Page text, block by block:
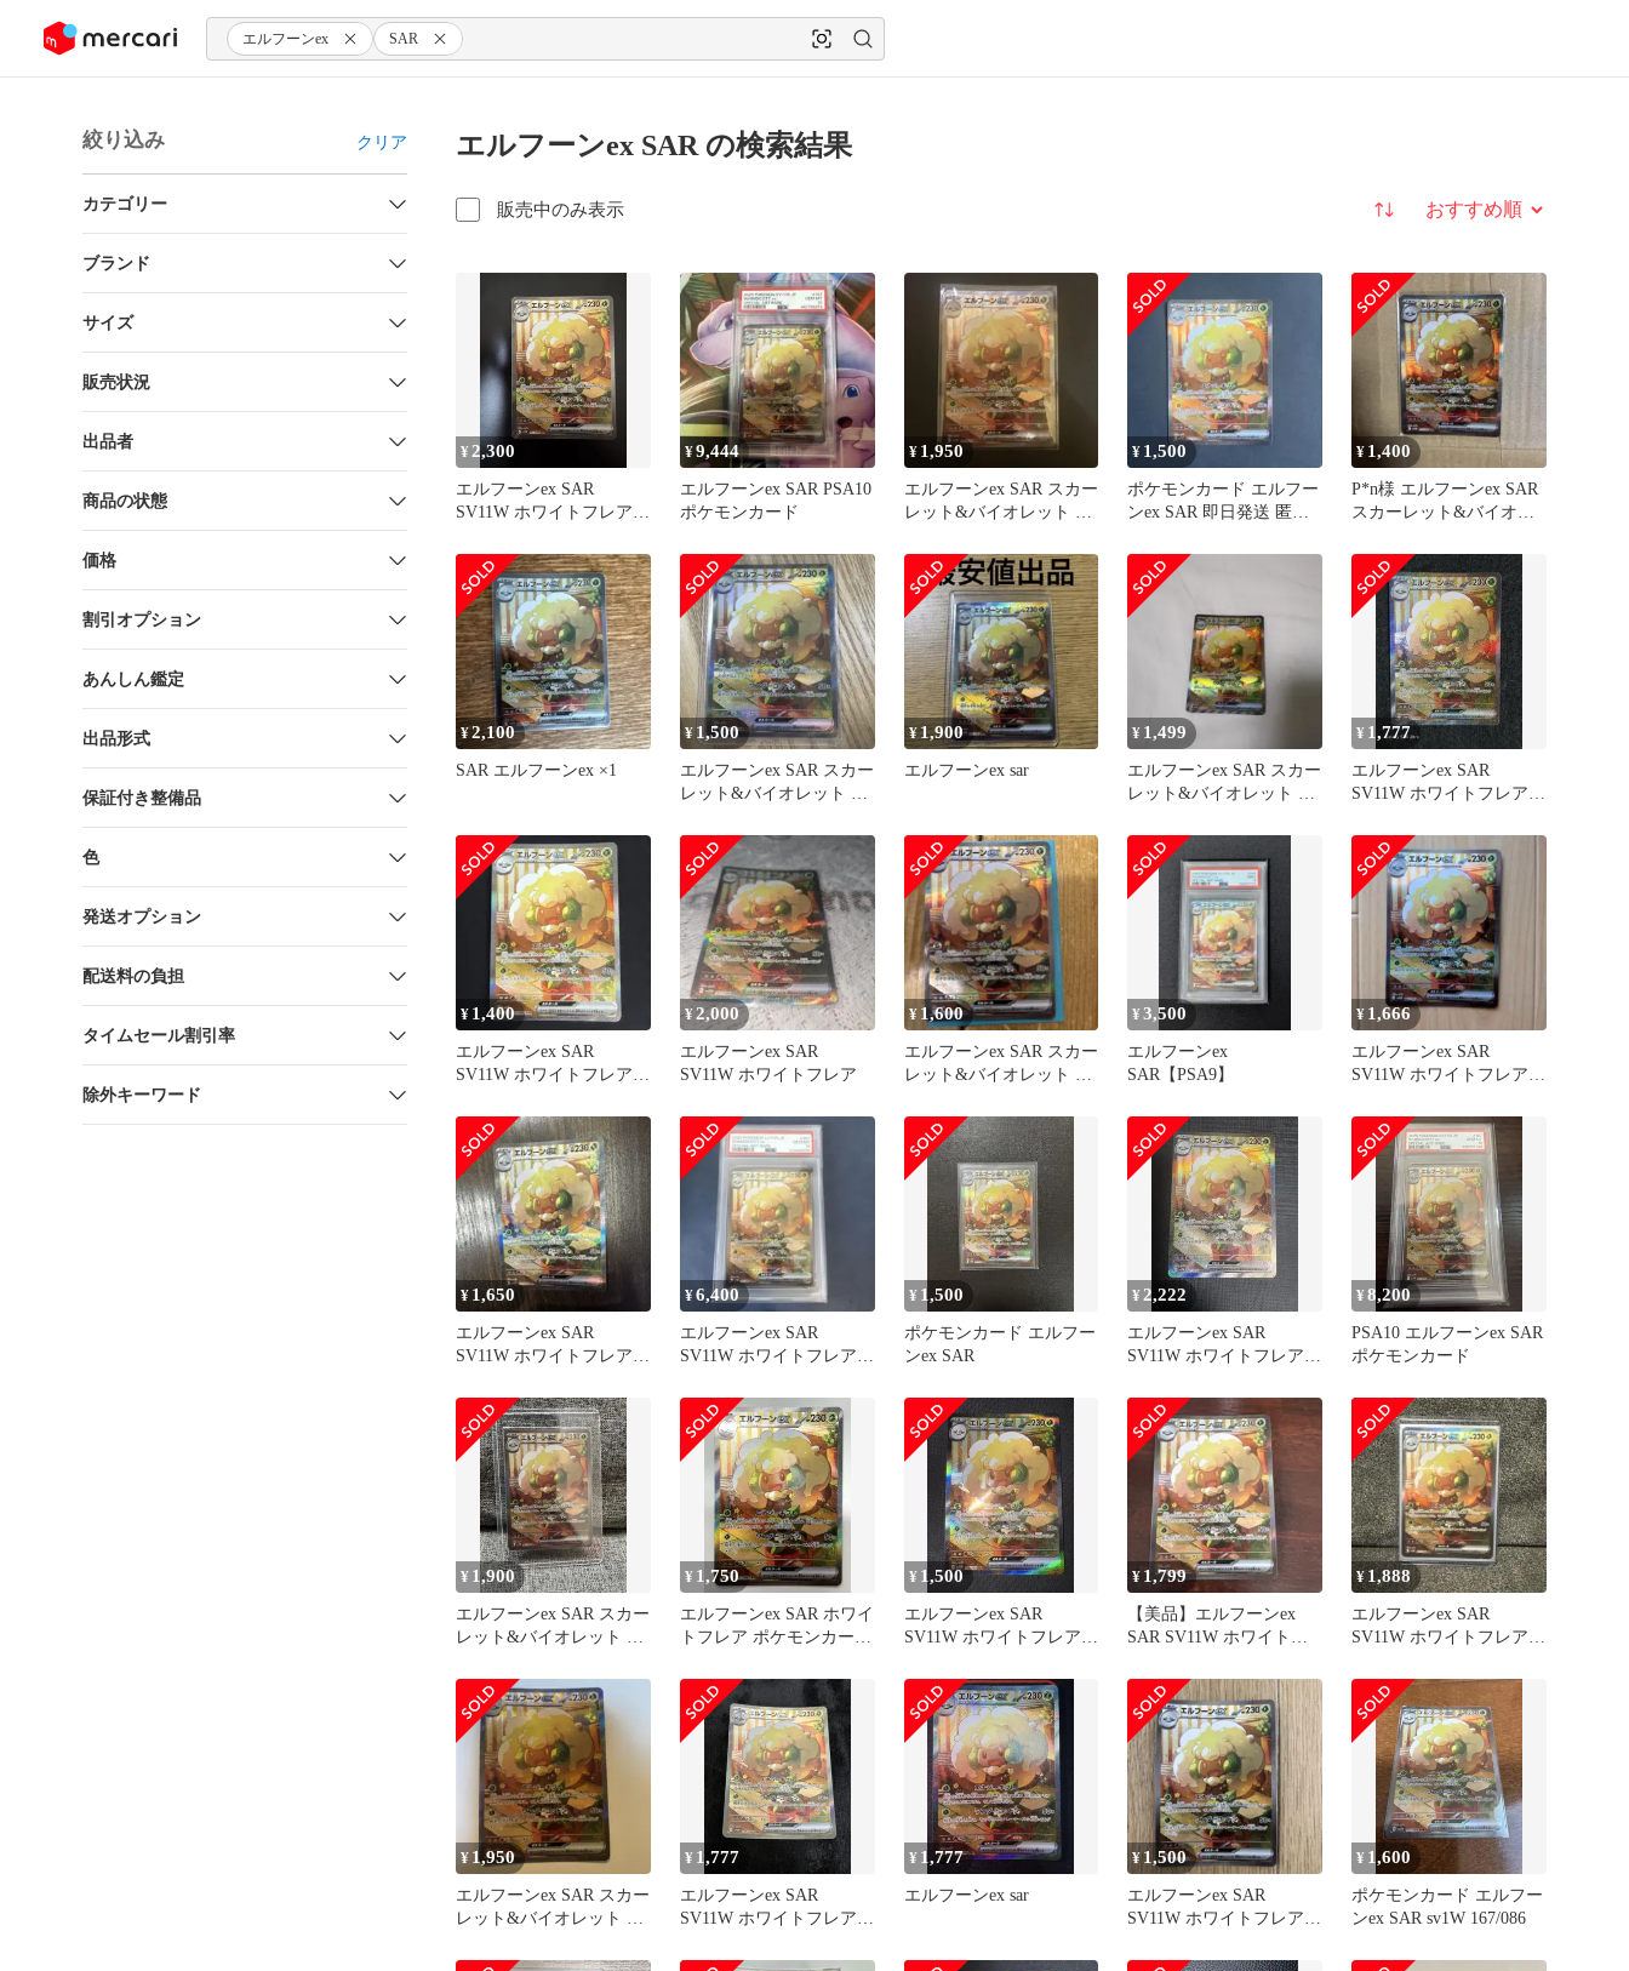
ツにスキップ エルフーンex SAR
絞り込み クリア
カテゴリー
ブランド
サイズ
販売状況
出品者
商品の状態
価格
割引オプション
あんしん鑑定
出品形式
保証付き整備品
色
発送オプション
配送料の負担
タイムセール割引率
除外キーワード
エルフーンex SAR の検索結果
販売中のみ表示 並び替え
¥ 2,300
エルフーンex SAR
SV11W ホワイトフレア
¥9,444
エルフーンex SAR PSA10
ポケモンカード
¥ 1,950
エルフーンex SAR スカー
レット&バイオレット 拡
ア…
¥ 1,500
ポケモンカード エルフー
ンex SAR 即日発送 匿名
¥ 1,400
P*n様 エルフーンex SAR
スカーレット&バイオレ
¥2,100
SAR エルフーンex ×1
¥ 1,500
エルフーンex SAR スカー
レット&バイオレット 拡
ア…
¥ 1,900
エルフーンex sar
¥ 1,499
エルフーンex SAR スカー
レット&バイオレット 拡
ア…
¥ 1,777
エルフーンex SAR
SV11W ホワイトフレア
¥ 1,400
エルフーンex SAR
SV11W ホワイトフレア
¥2,000
エルフーンex SAR
SV11W ホワイトフレア
¥ 1,600
エルフーンex SAR スカー
レット&バイオレット 拡
ア…
¥3,500
エルフーンex
SAR【PSA9】
¥ 1,666
エルフーンex SAR
SV11W ホワイトフレア
¥ 1,650
エルフーンex SAR
SV11W ホワイトフレア
¥6,400
エルフーンex SAR
SV11W ホワイトフレア
¥ 1,500
ポケモンカード エルフー
ンex SAR
¥ 2,222
エルフーンex SAR
SV11W ホワイトフレア
¥8,200
PSA10 エルフーンex SAR
ポケモンカード
¥ 1,900
エルフーンex SAR スカー
レット&バイオレット 拡
ア…
¥ 1,750
エルフーンex SAR ホワイ
トフレア ポケモンカード
¥ 1,500
エルフーンex SAR
SV11W ホワイトフレア
¥ 1,799
【美品】エルフーンex
SAR SV11W ホワイトフ
¥ 1,888
エルフーンex SAR
SV11W ホワイトフレア
¥ 1,950
エルフーンex SAR スカー
レット&バイオレット 拡
ア…
¥ 1,777
エルフーンex SAR
SV11W ホワイトフレア
¥ 1,777
エルフーンex sar
¥ 1,500
エルフーンex SAR
SV11W ホワイトフレア
¥ 1,600
ポケモンカード エルフー
ンex SAR sv1W 167/086